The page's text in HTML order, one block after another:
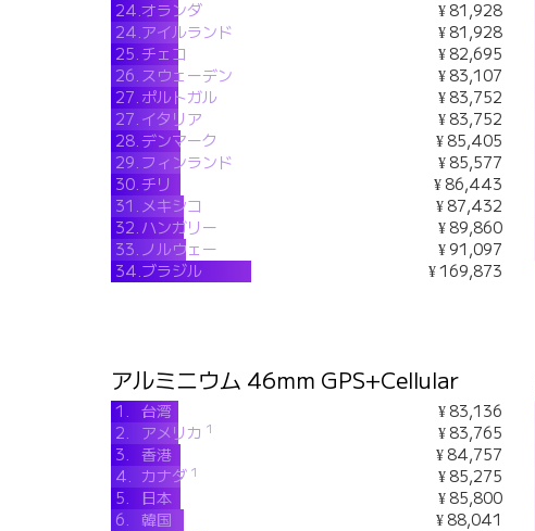
24.オランダ
¥ 81,928
24.アイルランド
¥ 81,928
25.チェコ
¥ 82,695
26. スウェーデン
¥ 83,107
27. ポルトガル
¥ 83,752
27. イタリア
¥ 83,752
28.デンマーク
¥ 85,405
29. フィンランド
¥ 85,577
30.チリ
¥ 86,443
31. メキシコ
¥ 87,432
32. ハンガリー
¥ 89,860
33. ノルウェー
¥ 91,097
34.ブラジル ¥ 169,873
アルミニウム 46mm GPS+Cellular
1. 台湾
¥ 83,136
2.
アメリカ 1
¥ 83,765
3.
香港
¥ 84,757
4.
カナダ 1
¥ 85,275
5.
日本
¥ 85,800
6.
韓国
¥ 88,041